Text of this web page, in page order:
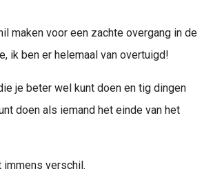
maken voor een zachte overgang in de
ik ben er helemaal van overtuigd!
je beter wel kunt doen en tig dingen
doen als iemand het einde van het
immens verschil.